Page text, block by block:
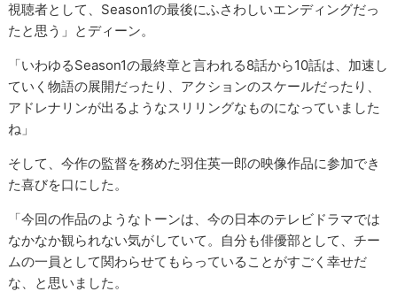
視聴者として、Season1の最後にふさわしいエンディングだっ
たと思う」とディーン。
「いわゆるSeason1の最終章と言われる8話から10話は、加速し
ていく物語の展開だったり、アクションのスケールだったり、
アドレナリンが出るようなスリリングなものになっていました
ね」
そして、今作の監督を務めた羽住英一郎の映像作品に参加でき
た喜びを口にした。
「今回の作品のようなトーンは、今の日本のテレビドラマでは
なかなか観られない気がしていて。自分も俳優部として、チー
ムの一員として関わらせてもらっていることがすごく幸せだ
な、と思いました。